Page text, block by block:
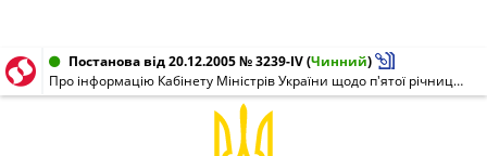
Постанова від 20.12.2005 № 3239-IV(Чинний)
Про інформацію Кабінету Міністрів України щодо п'ятої річниці закриття Чорнобильської АЕС